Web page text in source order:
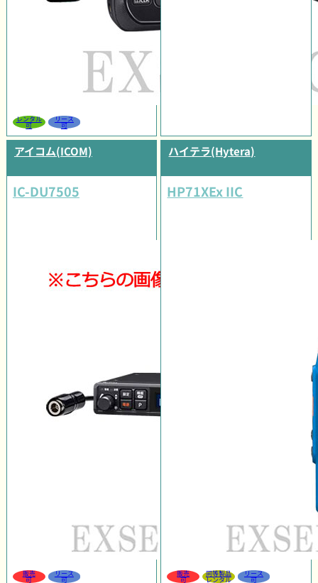
レンタル
可
リース
可
アイコム(ICOM)
IC-DU7505
販売
可
リース
可
ハイテラ(Hytera)
HP71XEx IIC
販売
可
同等製品
レンタル
リース
可